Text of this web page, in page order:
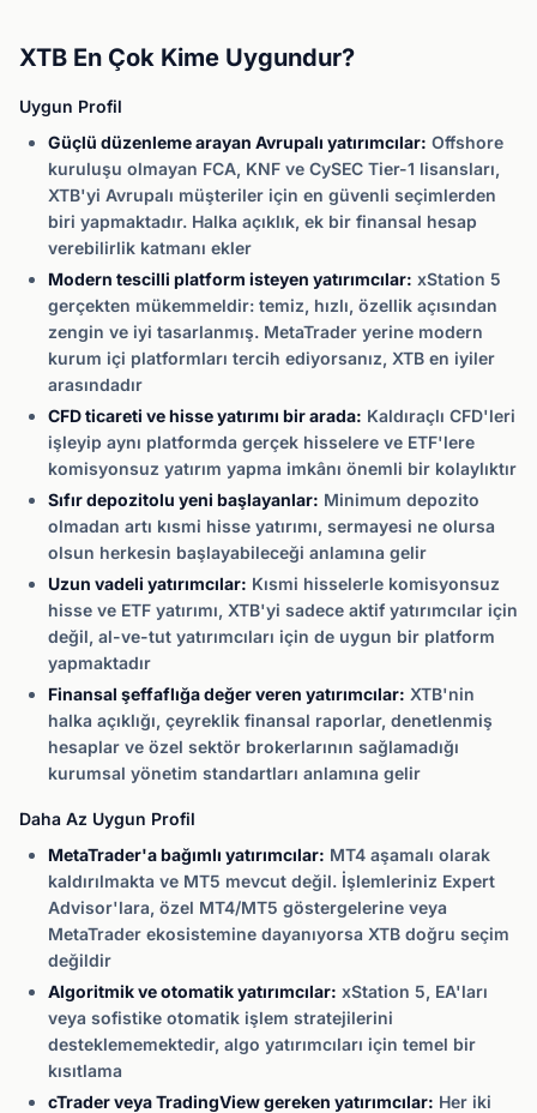
XTB En Çok Kime Uygundur?
Uygun Profil
Güçlü düzenleme arayan Avrupalı yatırımcılar: Offshore
kuruluşu olmayan FCA, KNF ve CySEC Tier-1 lisansları,
XTB'yi Avrupalı müşteriler için en güvenli seçimlerden
biri yapmaktadır. Halka açıklık, ek bir finansal hesap
verebilirlik katmanı ekler
Modern tescilli platform isteyen yatırımcılar: xStation 5
gerçekten mükemmeldir: temiz, hızlı, özellik açısından
zengin ve iyi tasarlanmış. MetaTrader yerine modern
kurum içi platformları tercih ediyorsanız, XTB en iyiler
arasındadır
CFD ticareti ve hisse yatırımı bir arada: Kaldıraçlı CFD'leri
işleyip aynı platformda gerçek hisselere ve ETF'lere
komisyonsuz yatırım yapma imkânı önemli bir kolaylıktır
Sıfır depozitolu yeni başlayanlar: Minimum depozito
olmadan artı kısmi hisse yatırımı, sermayesi ne olursa
olsun herkesin başlayabileceği anlamına gelir
Uzun vadeli yatırımcılar: Kısmi hisselerle komisyonsuz
hisse ve ETF yatırımı, XTB'yi sadece aktif yatırımcılar için
değil, al-ve-tut yatırımcıları için de uygun bir platform
yapmaktadır
Finansal şeffaflığa değer veren yatırımcılar: XTB'nin
halka açıklığı, çeyreklik finansal raporlar, denetlenmiş
hesaplar ve özel sektör brokerlarının sağlamadığı
kurumsal yönetim standartları anlamına gelir
Daha Az Uygun Profil
MetaTrader'a bağımlı yatırımcılar: MT4 aşamalı olarak
kaldırılmakta ve MT5 mevcut değil. İşlemleriniz Expert
Advisor'lara, özel MT4/MT5 göstergelerine veya
MetaTrader ekosistemine dayanıyorsa XTB doğru seçim
değildir
Algoritmik ve otomatik yatırımcılar: xStation 5, EA'ları
veya sofistike otomatik işlem stratejilerini
desteklememektedir, algo yatırımcıları için temel bir
kısıtlama
cTrader veya TradingView gereken yatırımcılar: Her iki